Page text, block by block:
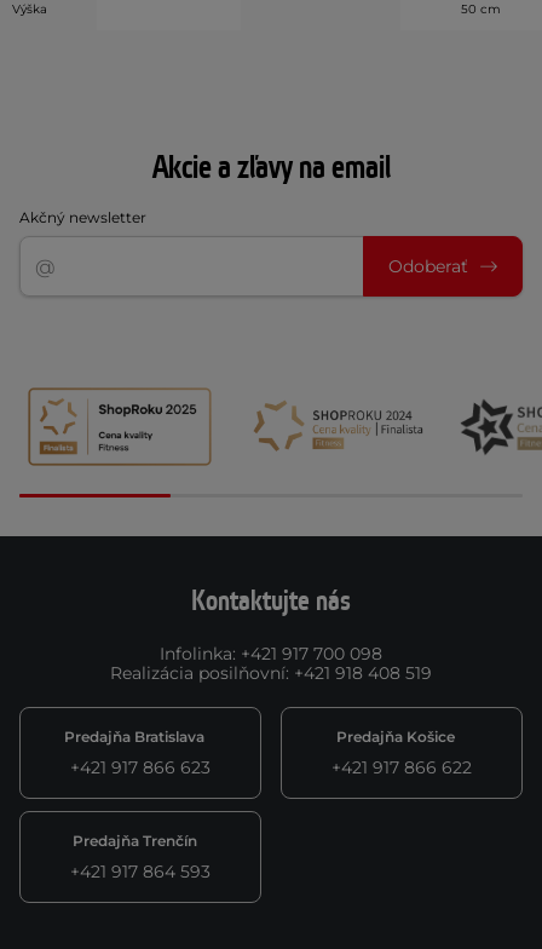
Výška 50 cm
Akcie a zľavy na email
Akčný newsletter
Odoberať
Kontaktujte nás
Infolinka: +421 917 700 098
Realizácia posilňovní: +421 918 408 519
Predajňa Bratislava
+421 917 866 623
Predajňa Košice
+421 917 866 622
Predajňa Trenčín
+421 917 864 593